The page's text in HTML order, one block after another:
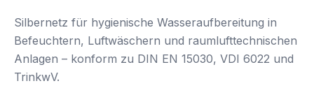
Silbernetz für hygienische Wasseraufbereitung in
Befeuchtern, Luftwäschern und raumlufttechnischen
Anlagen – konform zu DIN EN 15030, VDI 6022 und
TrinkwV.